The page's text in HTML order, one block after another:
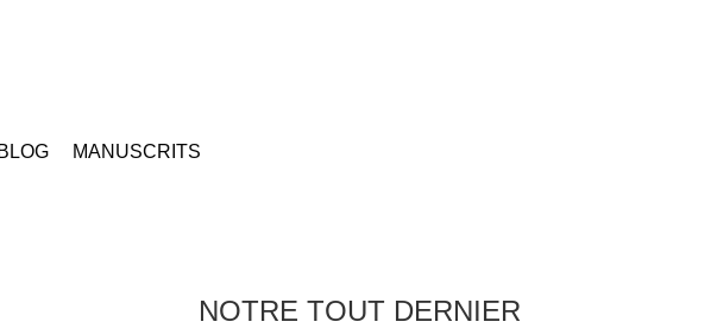
BLOG MANUSCRITS
NOTRE TOUT DERNIER